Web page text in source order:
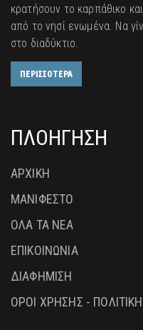
κρατήσουν το καρπάθικο
από το νησί ενωμένα. Να
στο διαδύκτιο.
ΠΕΡΙΣΣΟΤΕΡΑ
ΠΛΟΗΓΗΣΗ
ΑΡΧΙΚΗ
ΜΑΝΙΦΕΣΤΟ
ΟΛΑ ΤΑ ΝΕΑ
ΕΠΙΚΟΙΝΩΝΙΑ
ΔΙΑΦΗΜΙΣΗ
ΟΡΟΙ ΧΡΗΣΗΣ -